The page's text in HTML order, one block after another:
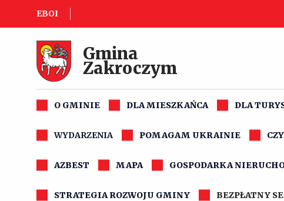
EBOI
Gmina
Zakroczym
O GMINIE DLA MIESZKAŃCA DLA
WYDARZENIA POMAGAM UKRAINIE
AZBEST MAPA GOSPODARKA
STRATEGIA ROZWOJU GMINY BEZPŁATNY